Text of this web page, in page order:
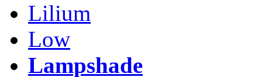
Lilium
Low
Lampshade